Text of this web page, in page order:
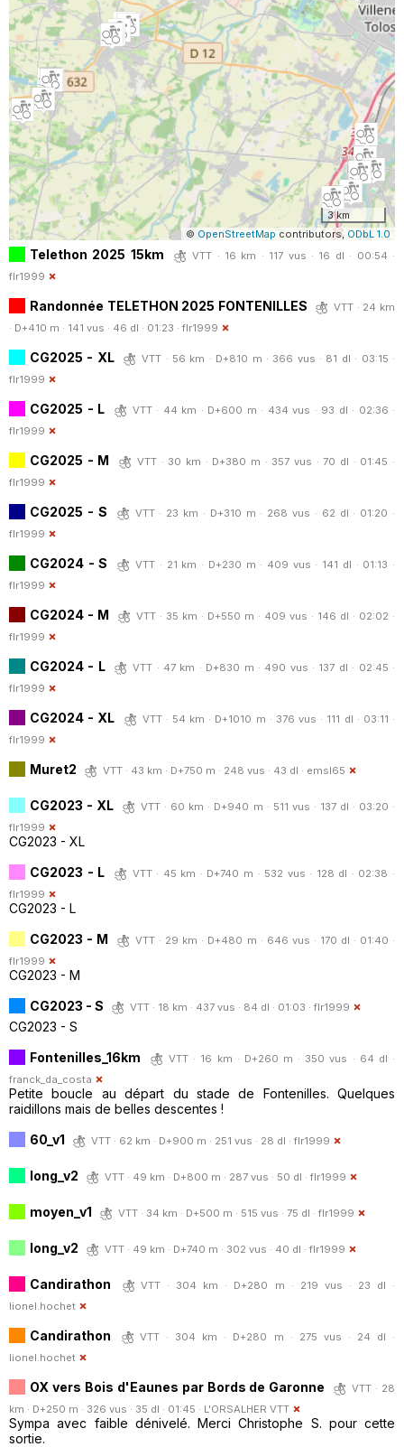
3 km
© OpenStreetMap contributors, ODbL 1.0
Telethon 2025 15km
VTT · 16 km · 117 vus · 16 dl · 00:54 ·
flr1999
Randonnée TELETHON 2025 FONTENILLES
VTT · 24 km
· D+410 m · 141 vus · 46 dl · 01:23 · flr1999
CG2025 - XL
VTT · 56 km · D+810 m · 366 vus · 81 dl · 03:15 ·
flr1999
CG2025 - L
VTT · 44 km · D+600 m · 434 vus · 93 dl · 02:36 ·
flr1999
CG2025 - M
VTT · 30 km · D+380 m · 357 vus · 70 dl · 01:45 ·
flr1999
CG2025 - S
VTT · 23 km · D+310 m · 268 vus · 62 dl · 01:20 ·
flr1999
CG2024 - S
VTT · 21 km · D+230 m · 409 vus · 141 dl · 01:13 ·
flr1999
CG2024 - M
VTT · 35 km · D+550 m · 409 vus · 146 dl · 02:02 ·
flr1999
CG2024 - L
VTT · 47 km · D+830 m · 490 vus · 137 dl · 02:45 ·
flr1999
CG2024 - XL
VTT · 54 km · D+1010 m · 376 vus · 111 dl · 03:11 ·
flr1999
Muret2 VTT · 43 km · D+750 m · 248 vus · 43 dl · emsl65
CG2023 - XL
VTT · 60 km · D+940 m · 511 vus · 137 dl · 03:20 ·
flr1999
CG2023 - XL
CG2023 - L
VTT · 45 km · D+740 m · 532 vus · 128 dl · 02:38 ·
flr1999
CG2023 - L
CG2023 - M
VTT · 29 km · D+480 m · 646 vus · 170 dl · 01:40 ·
flr1999
CG2023 - M
CG2023 - S
VTT · 18 km · 437 vus · 84 dl · 01:03 · flr1999
CG2023 - S
Fontenilles_16km
VTT · 16 km · D+260 m · 350 vus · 64 dl ·
franck_da_costa
Petite boucle au départ du stade de Fontenilles. Quelques
raidillons mais de belles descentes !
60_v1
VTT · 62 km · D+900 m · 251 vus · 28 dl · flr1999
long_v2 VTT · 49 km · D+800 m · 287 vus · 50 dl · flr1999
moyen_v1 VTT · 34 km · D+500 m · 515 vus · 75 dl · flr1999
long_v2 VTT · 49 km · D+740 m · 302 vus · 40 dl · flr1999
Candirathon
VTT · 304 km · D+280 m · 219 vus · 23 dl ·
lionel.hochet
Candirathon
VTT · 304 km · D+280 m · 275 vus · 24 dl ·
lionel.hochet
OX vers Bois d'Eaunes par Bords de Garonne
VTT · 28
km · D+250 m · 326 vus · 35 dl · 01:45 · L'ORSALHER VTT
Sympa avec faible dénivelé. Merci Christophe S. pour cette
sortie.